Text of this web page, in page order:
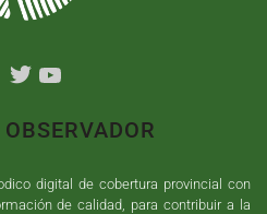
digital de cobertura provincial con
de calidad, para contribuir a la